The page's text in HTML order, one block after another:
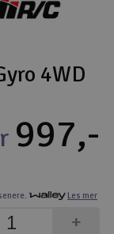
4WD
Les mer
997,-
+